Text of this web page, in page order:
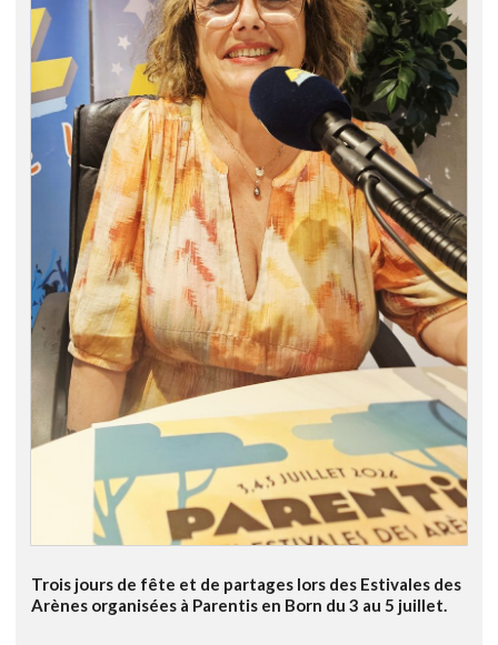
Trois jours de fête et de partages lors des Estivales des
Arènes organisées à Parentis en Born du 3 au 5 juillet.